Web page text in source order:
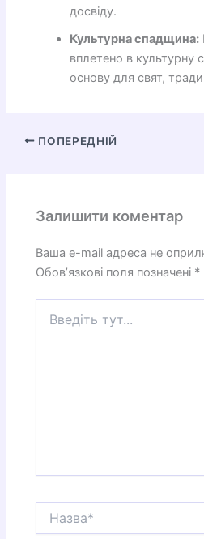
досвіду.
Культурна спадщина:
вплетено в
основу для свят,
ПОПЕРЕДНІЙ
Залишити коментар
Ваша e-mail адреса не
Обов’язкові поля позначені *
тут...